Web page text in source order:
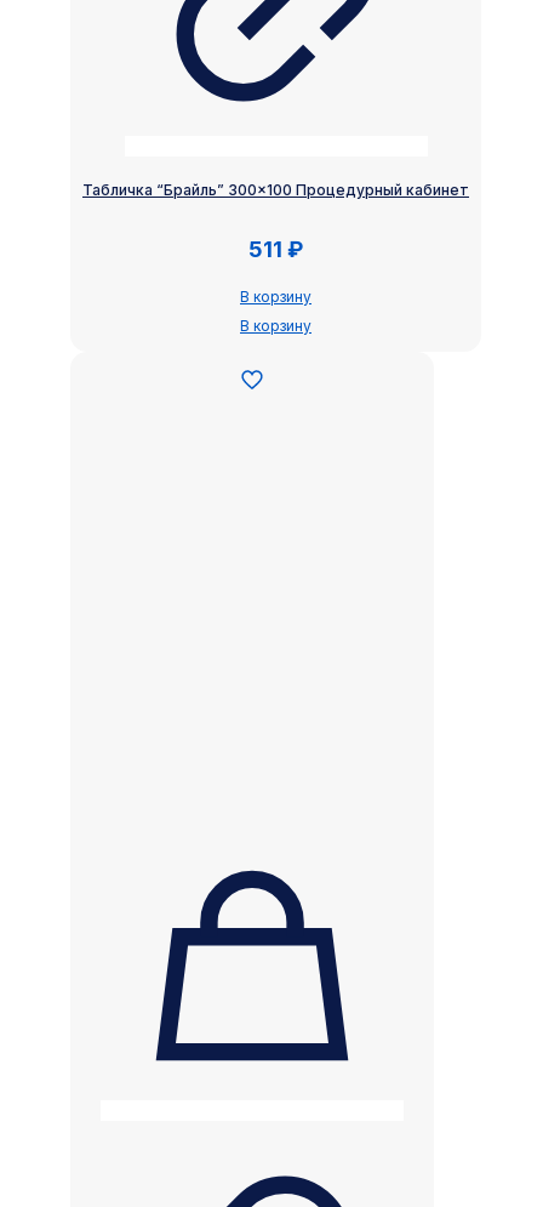
Табличка “Брайль” 300×100 Процедурный кабинет
511 ₽
В корзину
В корзину